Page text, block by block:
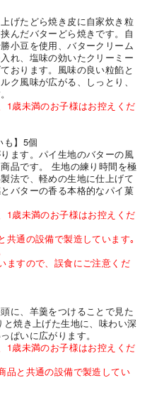
げたどら焼き皮に自家炊き粒
んだバターどら焼きです。自
小豆を使用、バタークリーム
れ、塩味の効いたクリーミー
おります。風味の良い粒餡と
ク風味が広がる、しっとり、
1歳未満のお子様はお控えくだ
も】5個
ます。パイ生地のバターの風
品です。 生地の練り時間を極
法で、軽めの生地に仕上げて
バターの香る本格的なパイ菓
1歳未満のお子様はお控えくだ
共通の設備で製造しています｡
ますので、誤食にご注意くだ
に、羊羹をつけることで見た
焼き上げた生地に、味わい深
ぱいに広がります。
1歳未満のお子様はお控えくだ
品と共通の設備で製造してい